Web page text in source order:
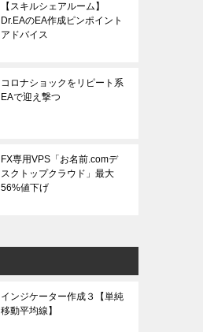
【スキルシェアルーム】
Dr.EAのEA作成ピンポイント
アドバイス
コロナショックをリピート系
EAで迎え撃つ
FX専用VPS「お名前.comデ
スクトップクラウド」最大
56%値下げ
インジケーター作成３【単純
移動平均線】